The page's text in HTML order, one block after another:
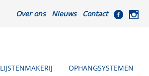
Over ons Nieuws Contact
LIJSTENMAKERIJ OPHANGSYSTEMEN